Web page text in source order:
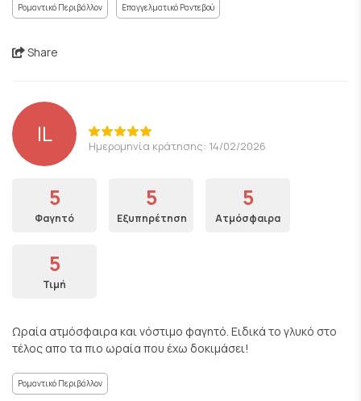
Ρομαντικό Περιβάλλον Επαγγελματικό Ραντεβού
Share
IL Ημερομηνία κράτησης: 14/02/2026
5
Φαγητό
5
Εξυπηρέτηση
5
Ατμόσφαιρα
5
Τιμή
Ωραία ατμόσφαιρα και νόστιμο φαγητό. Ειδικά το γλυκό στο
τέλος απο τα πιο ωραία που έχω δοκιμάσει!
Ρομαντικό Περιβάλλον